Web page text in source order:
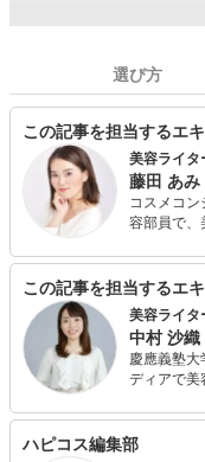
選び方
この記事を担当するエ
美容ライタ
藤田 あみ
コスメコ
容部員で、
筆。 告知
催し、毎回好評を得る。 年
ほか、眉
にも力を入
で、あらゆ
合肌。
この記事を担当するエ
美容ライタ
中村 沙織
慶應義塾大
ディアで美
専門家とし
に、自身で
ハピコス編集部